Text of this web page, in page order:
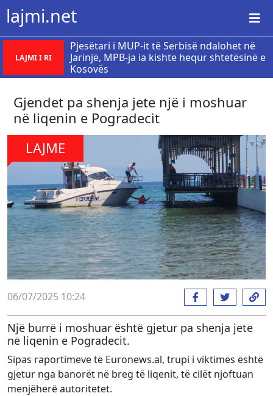
lajmi.net
LAJMI I RI
Pjesëtari i MUP-it të Serbisë ndalohet në
Jarinjë, MPB-ja ia kishte hequr shtetësinë e
Kosovës
Gjendet pa shenja jete një i moshuar
në liqenin e Pogradecit
LAJME
06/07/2025 10:24
Një burrë i moshuar është gjetur pa shenja jete
në liqenin e Pogradecit.
Sipas raportimeve të Euronews.al, trupi i viktimës është
gjetur nga banorët në breg të liqenit, të cilët njoftuan
menjëherë autoritetet.